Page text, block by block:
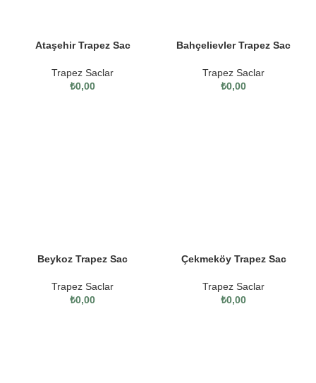
Ataşehir Trapez Sac
Trapez Saclar
₺0,00
Bahçelievler Trapez Sac
Trapez Saclar
₺0,00
Beykoz Trapez Sac
Trapez Saclar
₺0,00
Çekmeköy Trapez Sac
Trapez Saclar
₺0,00